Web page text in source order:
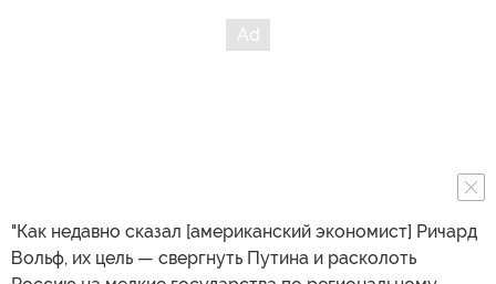
"Как недавно сказал [американский экономист] Ричард
Вольф, их цель — свергнуть Путина и расколоть